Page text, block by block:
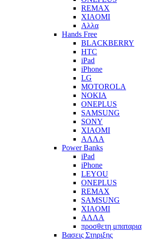
REMAX
XIAOMI
Αλλα
Hands Free
BLACKBERRY
HTC
iPad
iPhone
LG
MOTOROLA
NOKIA
ONEPLUS
SAMSUNG
SONY
XIAOMI
ΑΛΛΑ
Power Banks
iPad
iPhone
LEYOU
ONEPLUS
REMAX
SAMSUNG
XIAOMI
ΑΛΛΑ
προσθετη μπαταρια
Βασεις Στηριξης